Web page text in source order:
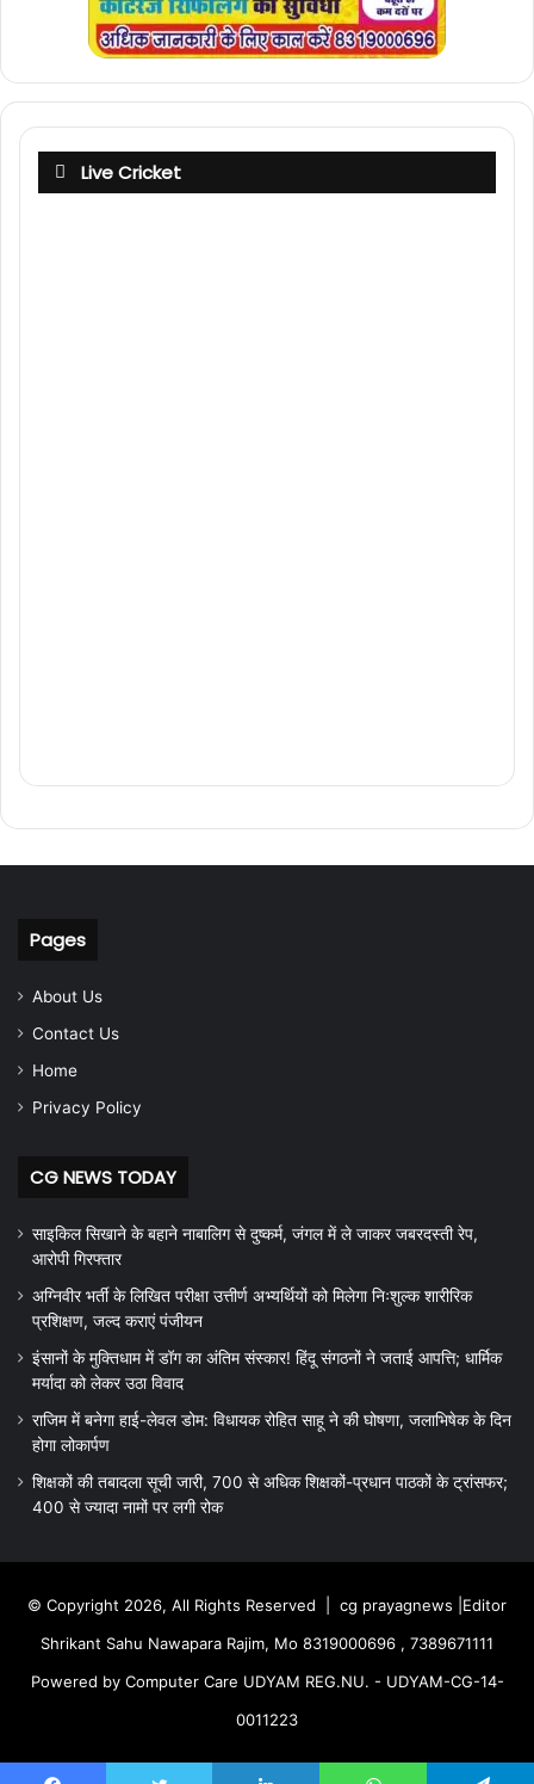
Live Cricket
Pages
About Us
Contact Us
Home
Privacy Policy
CG NEWS TODAY
साइकिल सिखाने के बहाने नाबालिग से दुष्कर्म, जंगल में ले जाकर जबरदस्ती रेप,
आरोपी गिरफ्तार
अग्निवीर भर्ती के लिखित परीक्षा उत्तीर्ण अभ्यर्थियों को मिलेगा निःशुल्क शारीरिक
प्रशिक्षण, जल्द कराएं पंजीयन
इंसानों के मुक्तिधाम में डॉग का अंतिम संस्कार! हिंदू संगठनों ने जताई आपत्ति; धार्मिक
मर्यादा को लेकर उठा विवाद
राजिम में बनेगा हाई-लेवल डोम: विधायक रोहित साहू ने की घोषणा, जलाभिषेक के दिन
होगा लोकार्पण
शिक्षकों की तबादला सूची जारी, 700 से अधिक शिक्षकों-प्रधान पाठकों के ट्रांसफर;
400 से ज्यादा नामों पर लगी रोक
© Copyright 2026, All Rights Reserved | cg prayagnews |Editor
Shrikant Sahu Nawapara Rajim, Mo 8319000696 , 7389671111
Powered by Computer Care UDYAM REG.NU. - UDYAM-CG-14-
0011223